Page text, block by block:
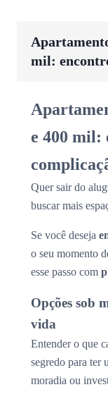
mil:
e 400 mil:
Quer sair do
buscar mais
Se você deseja
o seu momento
esse passo com
Opções sob
vida
Entender o que
segredo para ter
moradia ou